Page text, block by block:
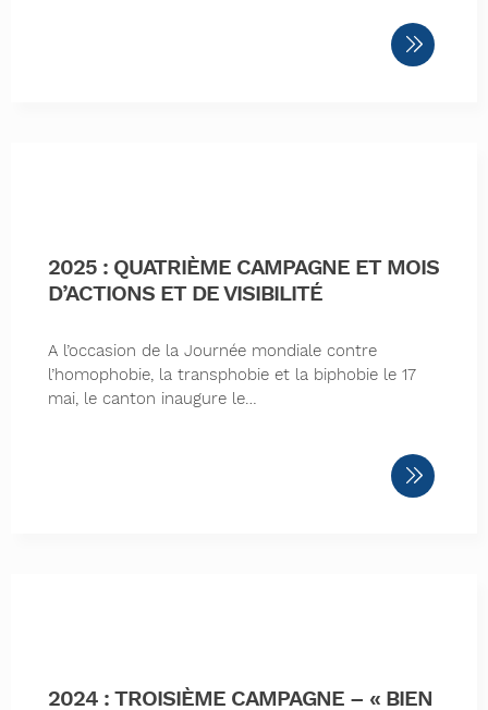
2025 : QUATRIÈME CAMPAGNE ET MOIS
D’ACTIONS ET DE VISIBILITÉ
A l’occasion de la Journée mondiale contre
l’homophobie, la transphobie et la biphobie le 17
mai, le canton inaugure le…
2024 : TROISIÈME CAMPAGNE – « BIEN